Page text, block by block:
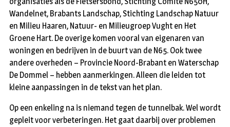
Wandelnet, Brabants Landschap, Stichting Landschap Natuur
en Milieu Haaren, Natuur- en Milieugroep Vught en Het
Groene Hart. De overige komen vooral van eigenaren van
woningen en bedrijven in de buurt van de N65. Ook twee
andere overheden – Provincie Noord-Brabant en Waterschap
De Dommel – hebben aanmerkingen. Alleen die leiden tot
kleine aanpassingen in de tekst van het plan.
Op een enkeling na is niemand tegen de tunnelbak. Wel wordt
gepleit voor verbeteringen. Het gaat daarbij over problemen